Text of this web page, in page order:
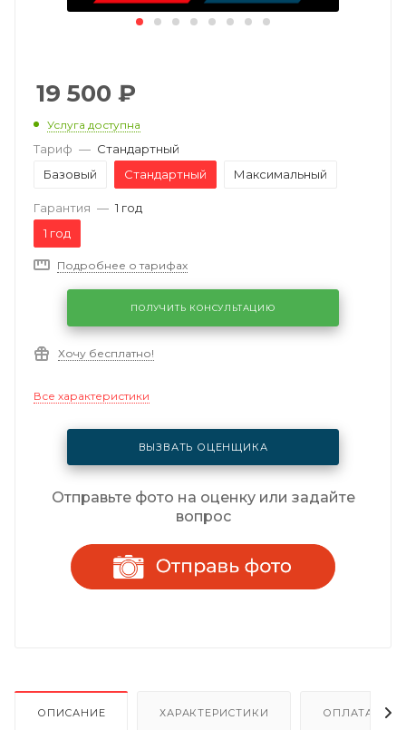
19 500 ₽
Услуга доступна
Тариф — Стандартный
Базовый
Стандартный Максимальный
Гарантия — 1 год
1 год
Подробнее о тарифах
ПОЛУЧИТЬ КОНСУЛЬТАЦИЮ
Хочу бесплатно!
Все характеристики
ВЫЗВАТЬ ОЦЕНЩИКА
Отправьте фото на оценку или задайте
вопрос
ОПИСАНИЕ ХАРАКТЕРИСТИКИ ОПЛАТА И